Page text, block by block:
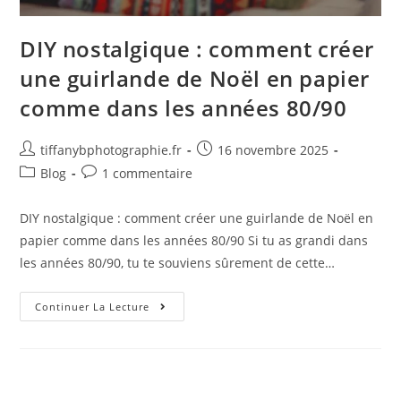
DIY nostalgique : comment créer
une guirlande de Noël en papier
comme dans les années 80/90
tiffanybphotographie.fr
16 novembre 2025
Blog
1 commentaire
DIY nostalgique : comment créer une guirlande de Noël en
papier comme dans les années 80/90 Si tu as grandi dans
les années 80/90, tu te souviens sûrement de cette…
Continuer La Lecture